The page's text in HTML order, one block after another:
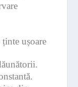
ușoare